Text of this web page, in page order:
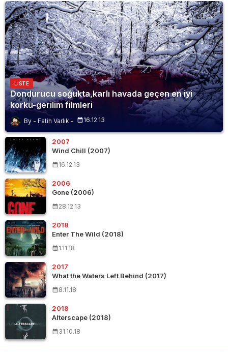
LISTE
Dondurucu soğukta,karlı havada geçen en iyi
korku-gerilim filmleri
Fatih Varlık 16.12.13
2007
Wind Chill (2007)
16.12.13
2006
Gone (2006)
28.12.13
2018
Enter The Wild (2018)
1.11.18
2017
What the Waters Left Behind (2017)
8.11.18
2018
Alterscape (2018)
31.10.18